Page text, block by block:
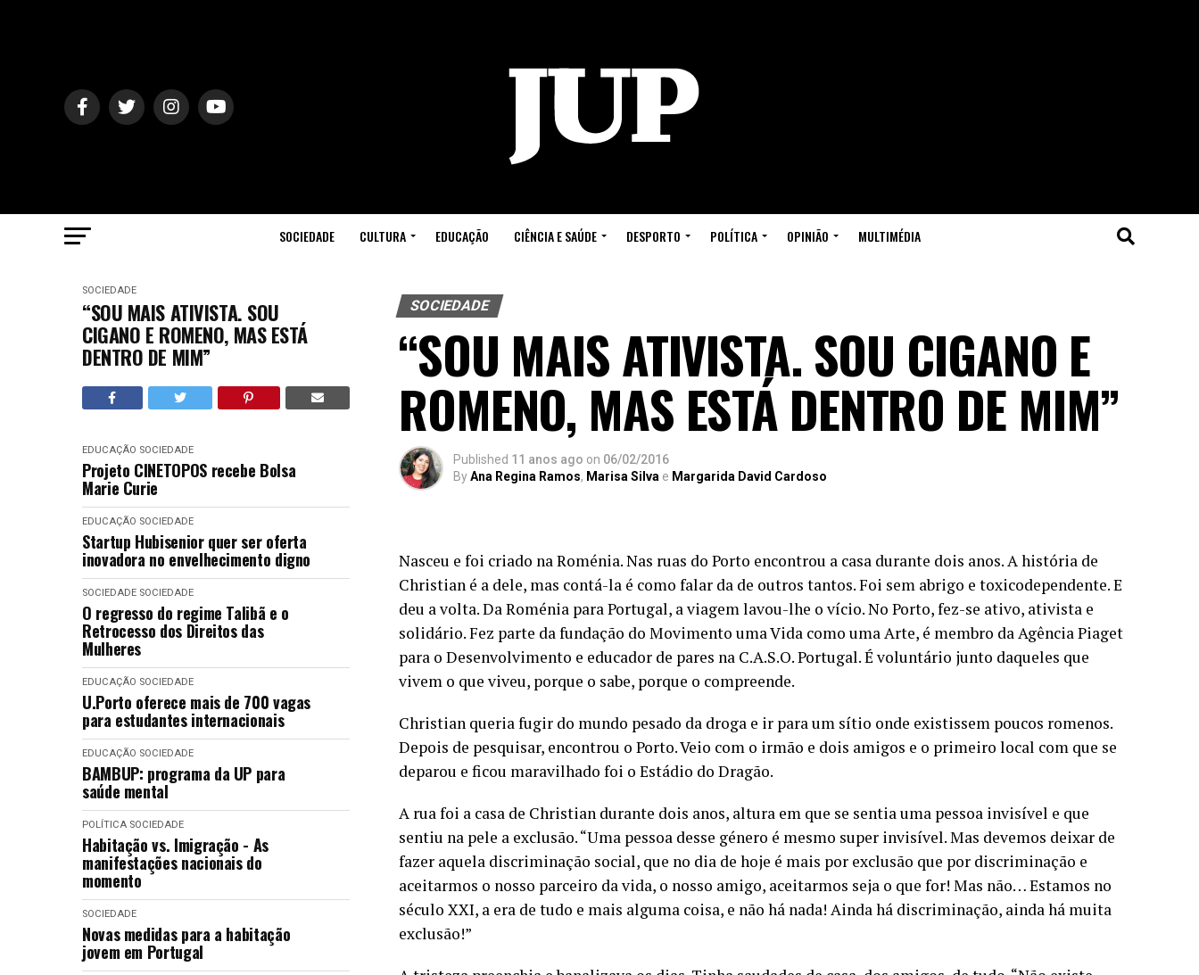
SOCIEDADE CULTURA EDUCAÇÃO CIÊNCIA E SAÚDE DESPORTO POLÍTICA OPINIÃO MULTIMÉDIA
SOCIEDADE
“SOU MAIS ATIVISTA. SOU
CIGANO E ROMENO, MAS ESTÁ
DENTRO DE MIM”
EDUCAÇÃO SOCIEDADE
Projeto CINETOPOS recebe Bolsa
Marie Curie
EDUCAÇÃO SOCIEDADE
Startup Hubisenior quer ser oferta
inovadora no envelhecimento digno
SOCIEDADE SOCIEDADE
O regresso do regime Talibã e o
Retrocesso dos Direitos das
Mulheres
EDUCAÇÃO SOCIEDADE
U.Porto oferece mais de 700 vagas
para estudantes internacionais
EDUCAÇÃO SOCIEDADE
BAMBUP: programa da UP para
saúde mental
POLÍTICA SOCIEDADE
Habitação vs. Imigração - As
manifestações nacionais do
momento
SOCIEDADE
Novas medidas para a habitação
jovem em Portugal
SOCIEDADE
“SOU MAIS ATIVISTA. SOU CIGANO E
ROMENO, MAS ESTÁ DENTRO DE MIM”
Published 11 anos ago on 06/02/2016
ByAna Regina Ramos, Marisa Silva e Margarida David Cardoso
Nasceu e foi criado na Roménia. Nas ruas do Porto encontrou a casa durante dois anos. A história de
Christian é a dele, mas contá-la é como falar da de outros tantos. Foi sem abrigo e toxicodependente. E
deu a volta. Da Roménia para Portugal, a viagem lavou-lhe o vício. No Porto, fez-se ativo, ativista e
solidário. Fez parte da fundação do Movimento uma Vida como uma Arte, é membro da Agência Piaget
para o Desenvolvimento e educador de pares na C.A.S.O. Portugal. É voluntário junto daqueles que
vivem o que viveu, porque o sabe, porque o compreende.
Christian queria fugir do mundo pesado da droga e ir para um sítio onde existissem poucos romenos.
Depois de pesquisar, encontrou o Porto. Veio com o irmão e dois amigos e o primeiro local com que se
deparou e ficou maravilhado foi o Estádio do Dragão.
A rua foi a casa de Christian durante dois anos, altura em que se sentia uma pessoa invisível e que
sentiu na pele a exclusão. “Uma pessoa desse género é mesmo super invisível. Mas devemos deixar de
fazer aquela discriminação social, que no dia de hoje é mais por exclusão que por discriminação e
aceitarmos o nosso parceiro da vida, o nosso amigo, aceitarmos seja o que for! Mas não… Estamos no
século XXI, a era de tudo e mais alguma coisa, e não há nada! Ainda há discriminação, ainda há muita
exclusão!”